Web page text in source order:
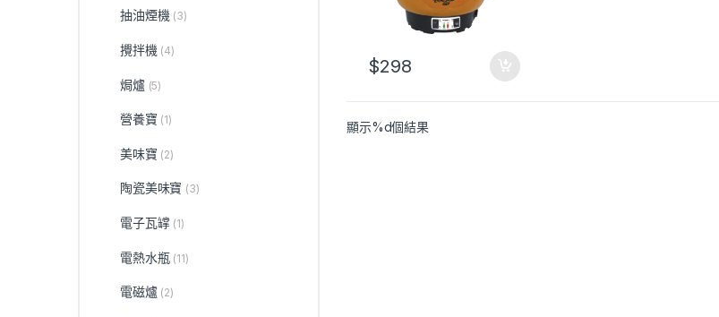
$298
顯示%d個結果
抽油煙機 (3)
攪拌機 (4)
焗爐 (5)
營養寶 (1)
美味寶 (2)
陶瓷美味寶 (3)
電子瓦罉 (1)
電熱水瓶 (11)
電磁爐 (2)